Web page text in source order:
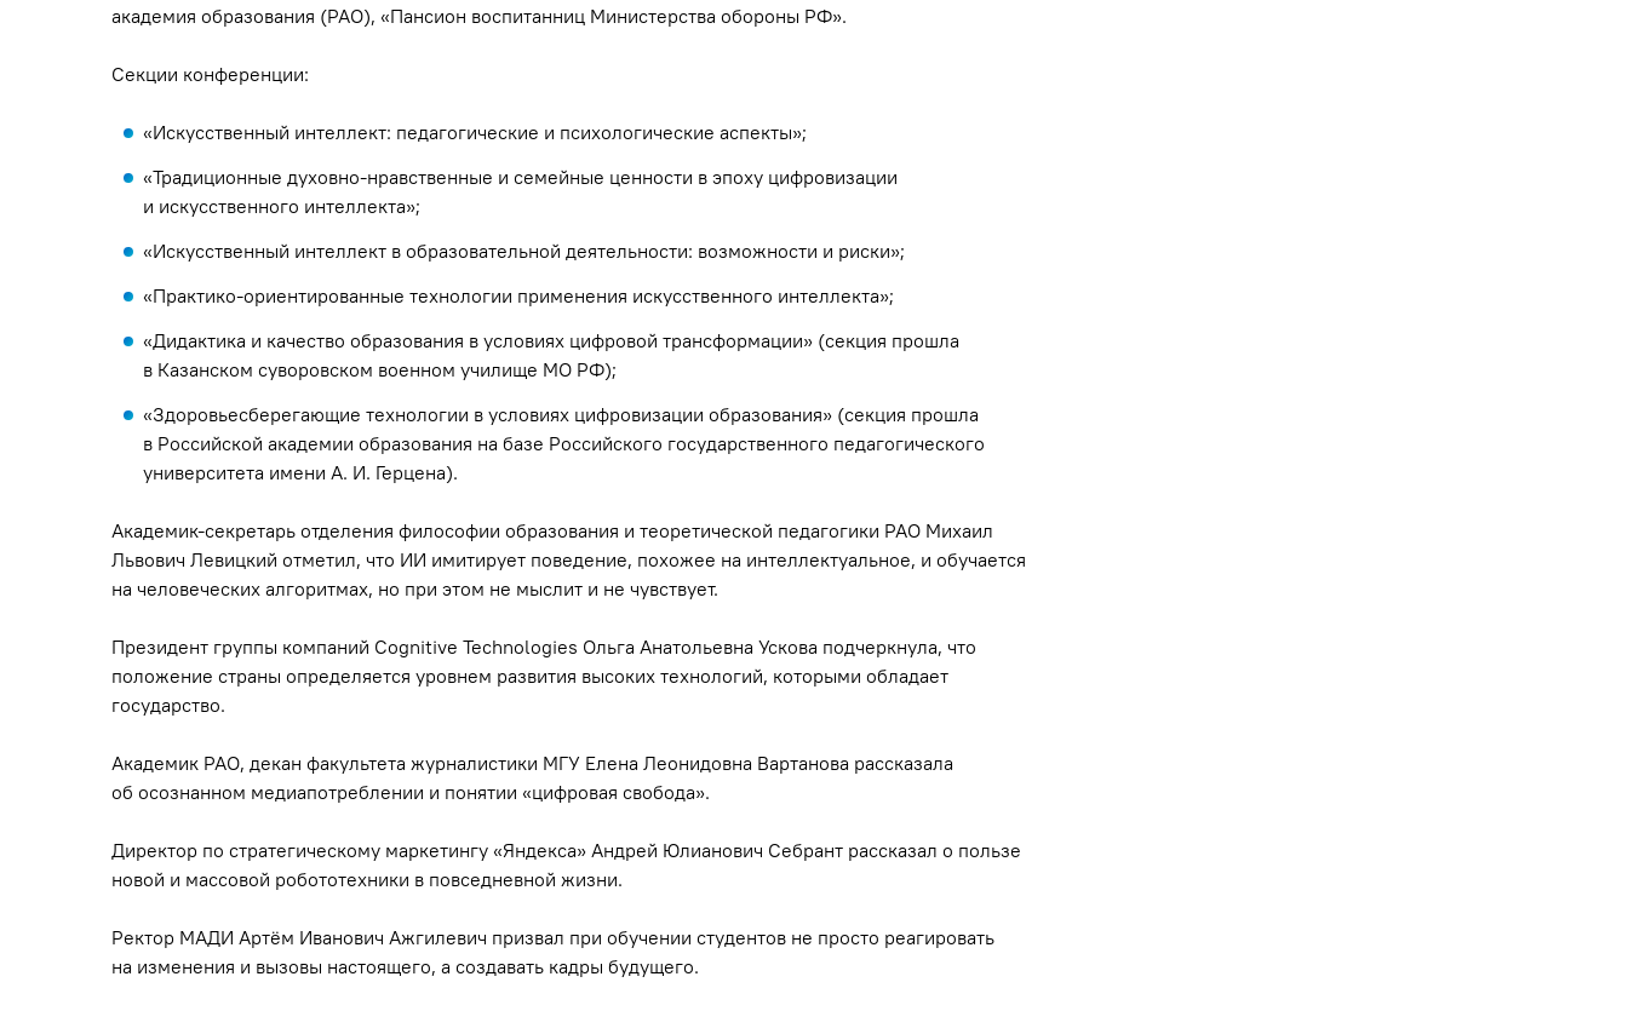
академия образования (РАО), «Пансион воспитанниц Министерства обороны РФ».
Секции конференции:
«Искусственный интеллект: педагогические и психологические аспекты»;
«Традиционные духовно-нравственные и семейные ценности в эпоху цифровизации
и искусственного интеллекта»;
«Искусственный интеллект в образовательной деятельности: возможности и риски»;
«Практико-ориентированные технологии применения искусственного интеллекта»;
«Дидактика и качество образования в условиях цифровой трансформации» (секция прошла
в Казанском суворовском военном училище МО РФ);
«Здоровьесберегающие технологии в условиях цифровизации образования» (секция прошла
в Российской академии образования на базе Российского государственного педагогического
университета имени А. И. Герцена).
Академик-секретарь отделения философии образования и теоретической педагогики РАО Михаил
Львович Левицкий отметил, что ИИ имитирует поведение, похожее на интеллектуальное, и обучается
на человеческих алгоритмах, но при этом не мыслит и не чувствует.
Президент группы компаний Cognitive Technologies Ольга Анатольевна Ускова подчеркнула, что
положение страны определяется уровнем развития высоких технологий, которыми обладает
государство.
Академик РАО, декан факультета журналистики МГУ Елена Леонидовна Вартанова рассказала
об осознанном медиапотреблении и понятии «цифровая свобода».
Директор по стратегическому маркетингу «Яндекса» Андрей Юлианович Себрант рассказал о пользе
новой и массовой робототехники в повседневной жизни.
Ректор МАДИ Артём Иванович Ажгилевич призвал при обучении студентов не просто реагировать
на изменения и вызовы настоящего, а создавать кадры будущего.